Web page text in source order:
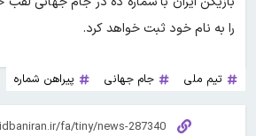
را به نام خود ثبت خواهد کرد.
تیم ملی جام جهانی پیراهن شماره